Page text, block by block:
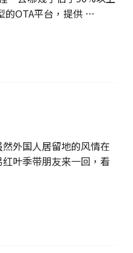
的OTA平台，提供 …
外国人居留地的风情在
叶季带朋友来一回，看